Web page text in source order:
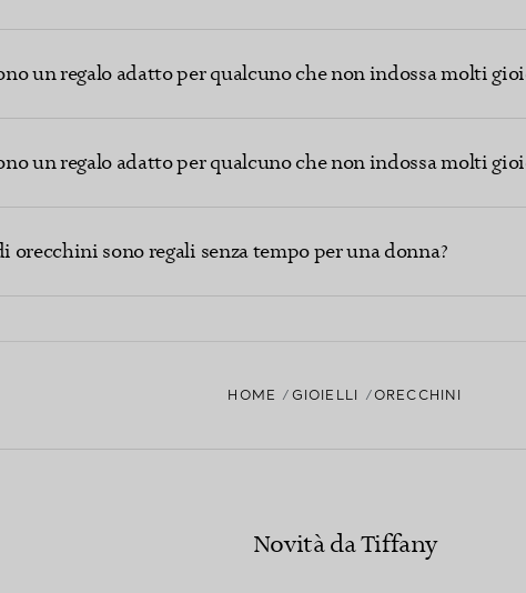
un regalo adatto per qualcuno che non indossa molti
un regalo adatto per qualcuno che non indossa molti
orecchini sono regali senza tempo per una donna?
HOME GIOIELLI ORECCHINI
Novità da Tiffany